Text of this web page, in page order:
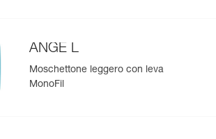
ANGE L
Moschettone leggero con leva
MonoFil